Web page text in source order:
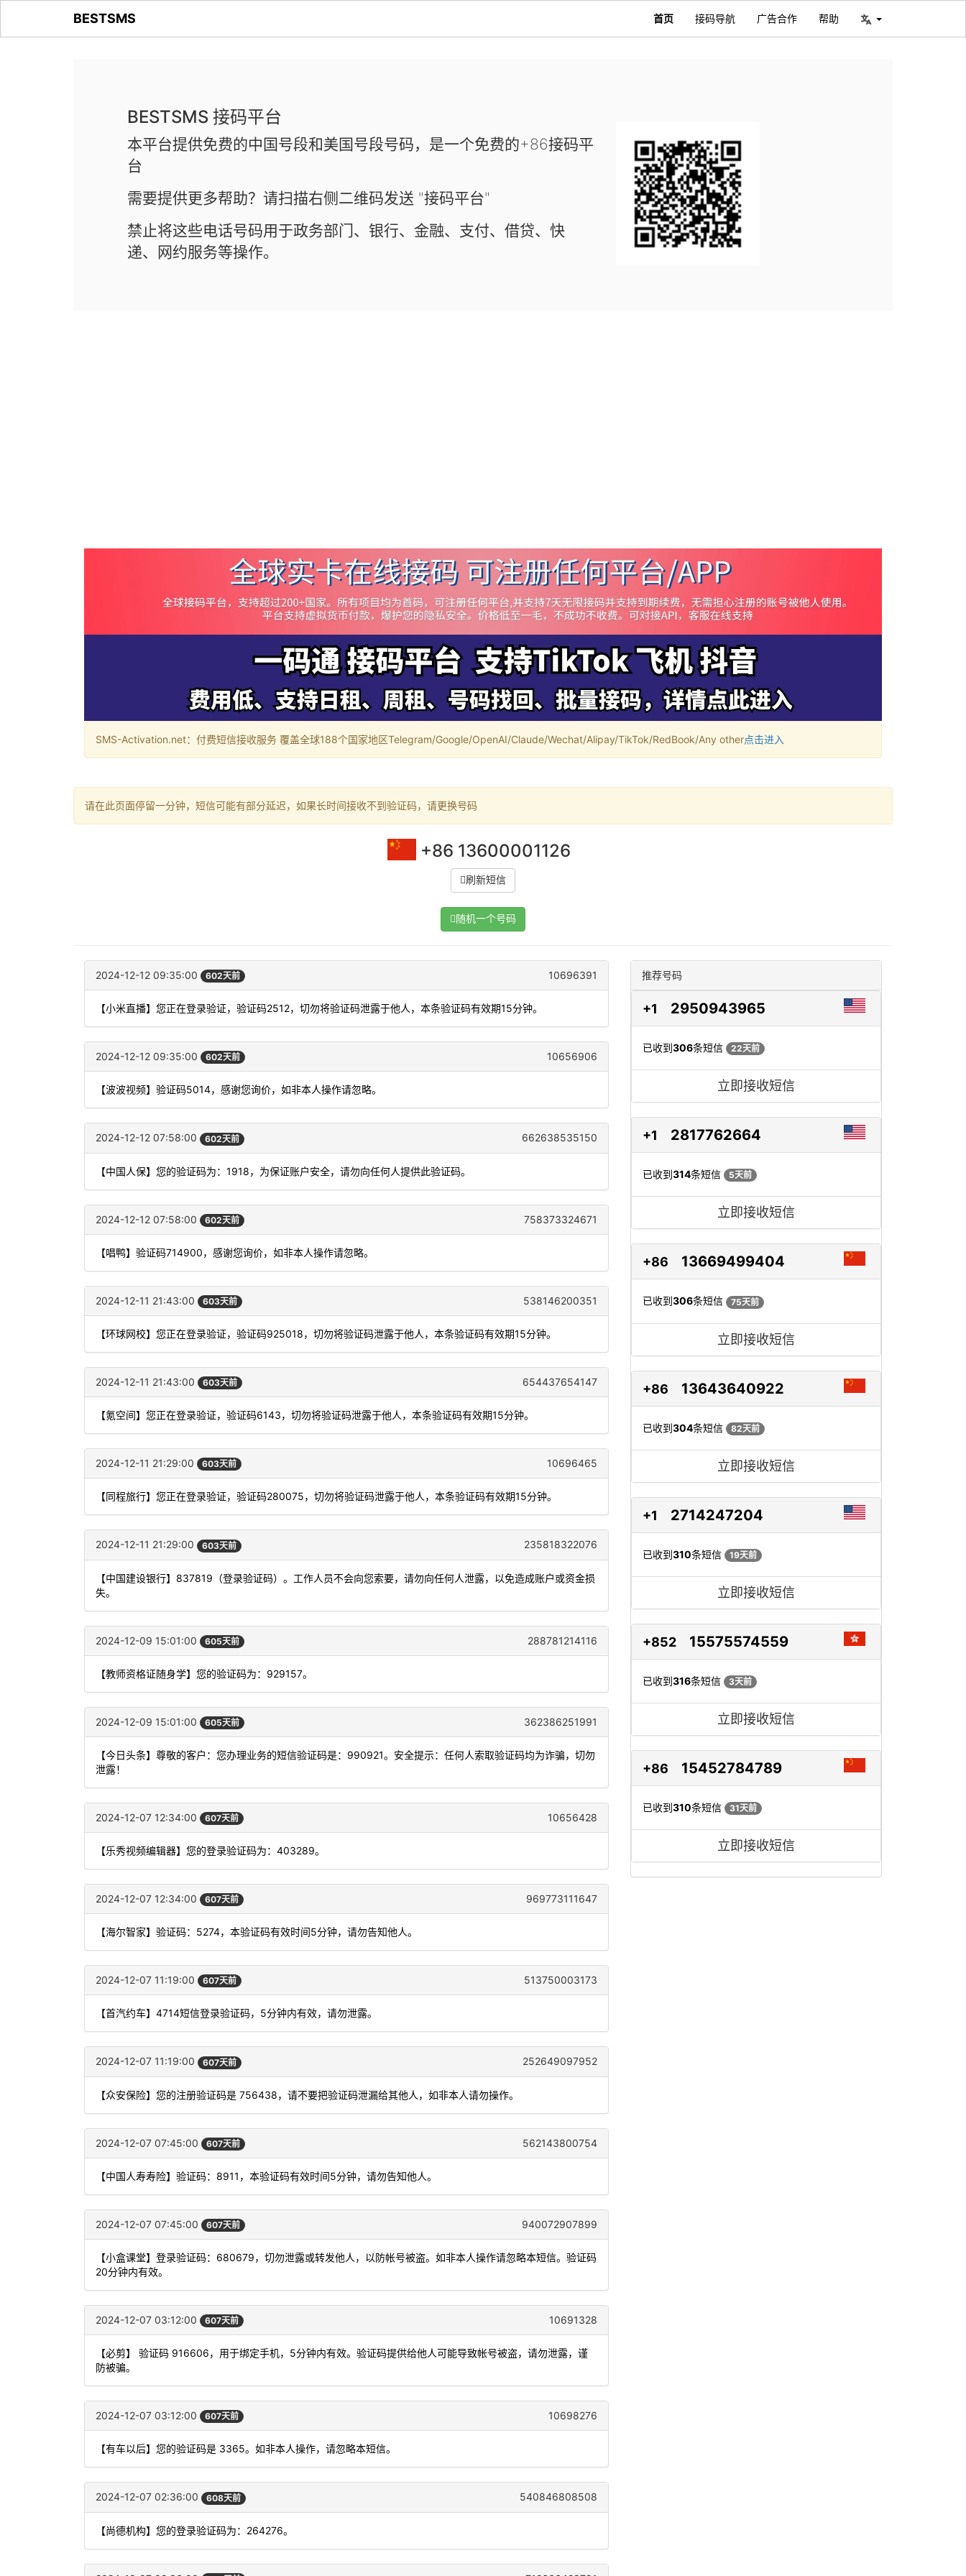
BESTSMS 首页 接码导航 广告合作 帮助
BESTSMS 接码平台
本平台提供免费的中国号段和美国号段号码，是一个免费的+86接码平
台
需要提供更多帮助？请扫描右侧二维码发送 "接码平台"
禁止将这些电话号码用于政务部门、银行、金融、支付、借贷、快
递、网约服务等操作。
SMS-Activation.net：付费短信接收服务 覆盖全球188个国家地区Telegram/Google/OpenAI/Claude/Wechat/Alipay/TikTok/RedBook/Any other点击进入
请在此页面停留一分钟，短信可能有部分延迟，如果长时间接收不到验证码，请更换号码
+86 13600001126
刷新短信
随机一个号码
2024-12-12 09:35:00 602天前 10696391
【小米直播】您正在登录验证，验证码2512，切勿将验证码泄露于他人，本条验证码有效期15分钟。
2024-12-12 09:35:00 602天前 10656906
【波波视频】验证码5014，感谢您询价，如非本人操作请忽略。
2024-12-12 07:58:00 602天前 662638535150
【中国人保】您的验证码为：1918，为保证账户安全，请勿向任何人提供此验证码。
2024-12-12 07:58:00 602天前 758373324671
【唱鸭】验证码714900，感谢您询价，如非本人操作请忽略。
2024-12-11 21:43:00 603天前 538146200351
【环球网校】您正在登录验证，验证码925018，切勿将验证码泄露于他人，本条验证码有效期15分钟。
2024-12-11 21:43:00 603天前 654437654147
【氪空间】您正在登录验证，验证码6143，切勿将验证码泄露于他人，本条验证码有效期15分钟。
2024-12-11 21:29:00 603天前 10696465
【同程旅行】您正在登录验证，验证码280075，切勿将验证码泄露于他人，本条验证码有效期15分钟。
2024-12-11 21:29:00 603天前 235818322076
【中国建设银行】837819（登录验证码）。工作人员不会向您索要，请勿向任何人泄露，以免造成账户或资金损
失。
2024-12-09 15:01:00 605天前 288781214116
【教师资格证随身学】您的验证码为：929157。
2024-12-09 15:01:00 605天前 362386251991
【今日头条】尊敬的客户：您办理业务的短信验证码是：990921。安全提示：任何人索取验证码均为诈骗，切勿
泄露！
2024-12-07 12:34:00 607天前 10656428
【乐秀视频编辑器】您的登录验证码为：403289。
2024-12-07 12:34:00 607天前 969773111647
【海尔智家】验证码：5274，本验证码有效时间5分钟，请勿告知他人。
2024-12-07 11:19:00 607天前 513750003173
【首汽约车】4714短信登录验证码，5分钟内有效，请勿泄露。
2024-12-07 11:19:00 607天前 252649097952
【众安保险】您的注册验证码是 756438，请不要把验证码泄漏给其他人，如非本人请勿操作。
2024-12-07 07:45:00 607天前 562143800754
【中国人寿寿险】验证码：8911，本验证码有效时间5分钟，请勿告知他人。
2024-12-07 07:45:00 607天前 940072907899
【小盒课堂】登录验证码：680679，切勿泄露或转发他人，以防帐号被盗。如非本人操作请忽略本短信。验证码
20分钟内有效。
2024-12-07 03:12:00 607天前 10691328
【必剪】 验证码 916606，用于绑定手机，5分钟内有效。验证码提供给他人可能导致帐号被盗，请勿泄露，谨
防被骗。
2024-12-07 03:12:00 607天前 10698276
【有车以后】您的验证码是 3365。如非本人操作，请忽略本短信。
2024-12-07 02:36:00 608天前 540846808508
【尚德机构】您的登录验证码为：264276。
推荐号码
+1 2950943965
已收到306条短信 22天前
立即接收短信
+1 2817762664
已收到314条短信 5天前
立即接收短信
+86 13669499404
已收到306条短信 75天前
立即接收短信
+86 13643640922
已收到304条短信 82天前
立即接收短信
+1 2714247204
已收到310条短信 19天前
立即接收短信
+852 15575574559
已收到316条短信 3天前
立即接收短信
+86 15452784789
已收到310条短信 31天前
立即接收短信